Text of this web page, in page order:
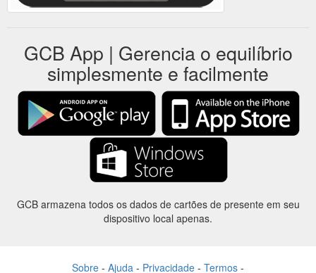
GCB App | Gerencia o equilíbrio
simplesmente e facilmente
GCB armazena todos os dados de cartões de presente em seu
dispositivo local apenas.
Sobre - Ajuda - Privacidade - Termos -